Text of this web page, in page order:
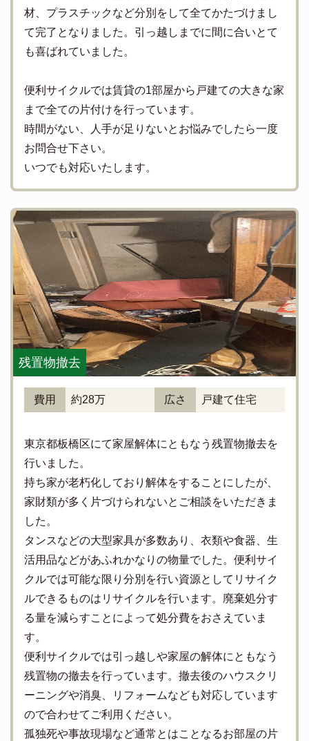
材、プラスチックなど分別をして全てかたづけまし
て完了となりました。引っ越しまでに間に合いとて
も喜ばれていました。
便利サイクルでは賃貸の1部屋から戸建ての大きな家
まで全ての片付けを行っています。
時間がない、人手が足りないとお悩みでしたら一度
お問合せ下さい。
いつでも対応いたします。
残置物撤去
費用 約28万 広さ 戸建て住宅
東京都板橋区にて家屋解体にともなう残置物撤去を
行いました。
持ち家が老朽化しており解体をすることにしたが、
家財類が多く片づけられないとご相談をいただきま
した。
タンスなどの大型家具が多数あり、衣類や食器、生
活用品などがあふれかなりの物量でした。便利サイ
クルでは可能な限り分別を行い資源としてリサイク
ルできるものはリサイクルを行います。廃棄処分す
る量を減らすことによって処分費をおさえていま
す。
便利サイクルでは引っ越しや家屋の解体にともなう
残置物の撤去を行っています。撤去後のハウスクリ
ーニングや消臭、リフォームなども対応しています
ので合わせてご利用ください。
孤独死や事故現場など通常とはことなるお部屋の片